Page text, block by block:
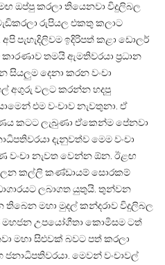
ඔප්පු කරලා තියෙනවා විදුලිබල
රුපියල එකතු කලාට
පැහැදිලිවම ඉදිරිපත් කළා ඩොලර්
කාරණාව තමයි ඇමතිවරයා ප්‍රධාන
සියලුම දෙනා කරන වංචා
අගුරු වලට කරන්න හදපු
එම වංචාව නැවතුනා. ඒ
කටට ලැබුණා ඒකෙන්ම පේනවා
දැනුවත්ව මෙම වංචා
වංචා නැවත වෙන්න ඕන. ඊළඟ
කල්ලි කණ්ඩායම් සොරකම්
ලබාගත යුතුයි. තුන්වන
මහා මුදල් කන්දරාව විදුලිබල
මහජන උපයෝගීතා කොමිසම ටත්
මහා සිළුවක් බවට පත් කරලා
මෙවන් වංචාවල්